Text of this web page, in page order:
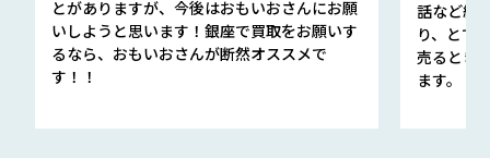
とがありますが、今後はおもいおさんにお願
いしようと思います！銀座で買取をお願いす
るなら、おもいおさんが断然オススメで
す！！
話など細
り、とて
売るとき
ます。